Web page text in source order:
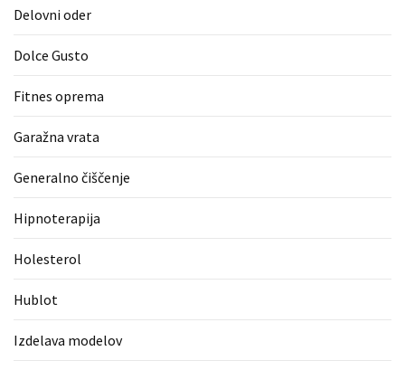
MOST
CATEGORIES
Varnost
na
(1)
Pergotende
Delovni oder
Dolce Gusto
Fitnes oprema
Garažna vrata
Generalno čiščenje
Hipnoterapija
Holesterol
Hublot
Izdelava modelov